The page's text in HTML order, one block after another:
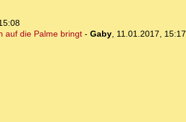
auf die Palme bringt- Gaby, 11.01.2017, 15:17